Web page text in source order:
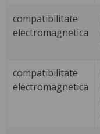
compatibilitate
electromagnetica
compatibilitate
electromagnetica